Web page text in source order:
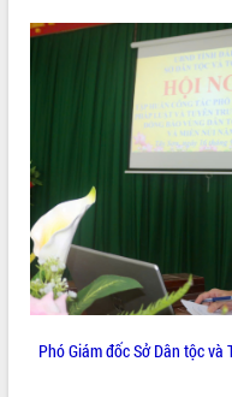
VIDEO
Phó Giám đốc Sở Dân tộc